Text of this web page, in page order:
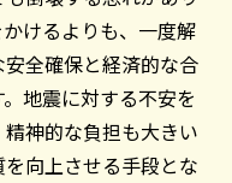
けるよりも、一度解
全確保と経済的な合
地震に対する不安を
神的な負担も大きい
向上させる手段とな